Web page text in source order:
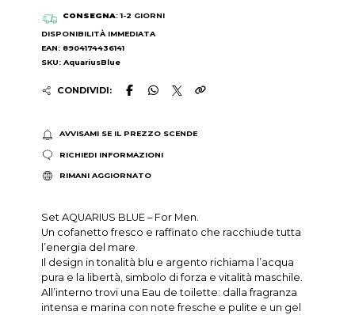
CONSEGNA: 1-2 GIORNI
DISPONIBILITÀ IMMEDIATA
EAN: 8904174436141
SKU: AquariusBlue
CONDIVIDI:
AVVISAMI SE IL PREZZO SCENDE
RICHIEDI INFORMAZIONI
RIMANI AGGIORNATO
Set AQUARIUS BLUE – For Men.
Un cofanetto fresco e raffinato che racchiude tutta
l’energia del mare.
Il design in tonalità blu e argento richiama l’acqua
pura e la libertà, simbolo di forza e vitalità maschile.
All’interno trovi una Eau de toilette: dalla fragranza
intensa e marina con note fresche e pulite e un gel